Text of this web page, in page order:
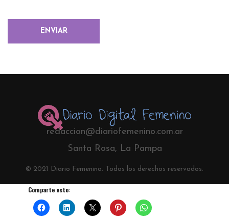
redaccion@diariofemenino.com.ar
Santa Rosa, La Pampa
© 2021 Diario Femenino. Todos los derechos reservados.
Comparte esto: